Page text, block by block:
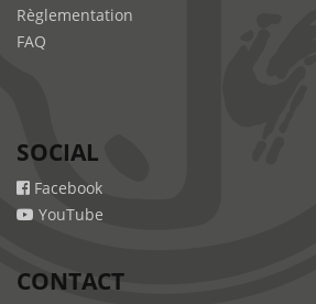
Règlementation
FAQ
SOCIAL
Facebook
YouTube
CONTACT